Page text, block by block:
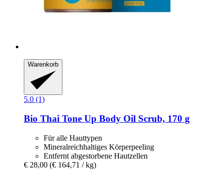
Warenkorb
5.0 (1)
Bio Thai Tone Up Body Oil Scrub, 170 g
Für alle Hauttypen
Mineralreichhaltiges Körperpeeling
Entfernt abgestorbene Hautzellen
€ 28,00 (€ 164,71 / kg)